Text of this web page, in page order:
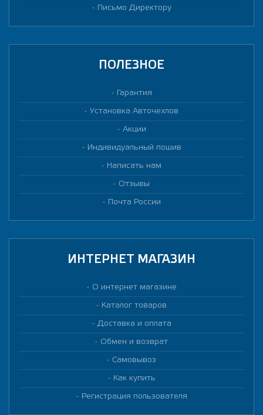
Письмо Директору
ПОЛЕЗНОЕ
Гарантия
Установка Авточехлов
Акции
Индивидуальный пошив
Написать нам
Отзывы
Почта России
ИНТЕРНЕТ МАГАЗИН
О интернет магазине
Каталог товаров
Доставка и оплата
Обмен и возврат
Самовывоз
Как купить
Регистрация пользователя